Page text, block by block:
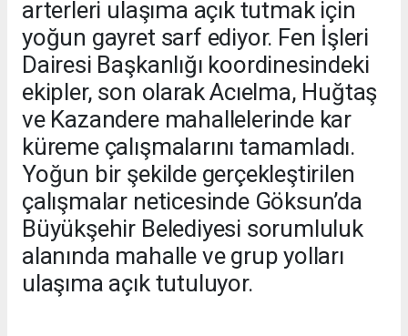
arterleri ulaşıma açık tutmak için
yoğun gayret sarf ediyor. Fen İşleri
Dairesi Başkanlığı koordinesindeki
ekipler, son olarak Acıelma, Huğtaş
ve Kazandere mahallelerinde kar
küreme çalışmalarını tamamladı.
Yoğun bir şekilde gerçekleştirilen
çalışmalar neticesinde Göksun’da
Büyükşehir Belediyesi sorumluluk
alanında mahalle ve grup yolları
ulaşıma açık tutuluyor.